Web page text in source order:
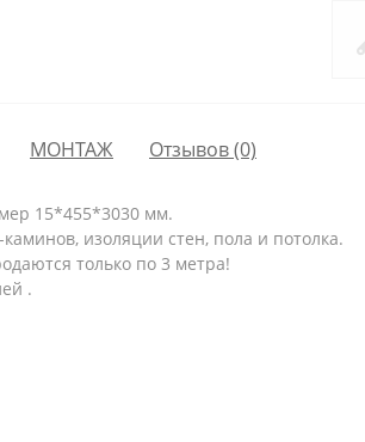
МОНТАЖ Отзывов (0)
15*455*3030 мм.
изоляции стен, пола и потолка.
только по 3 метра!
.